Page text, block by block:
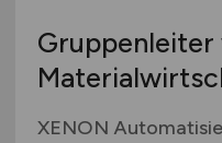
Gruppenleiter
XENON